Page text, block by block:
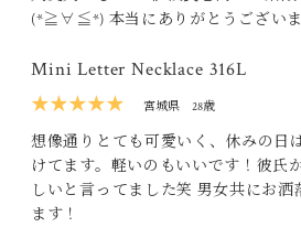
Mini Letter Necklace 316L
★★★★★
宮城県 28歳
想像通りとても可愛いく、休みの日
けてます。軽いのもいいです！彼氏
しいと言ってました笑 男女共にお
ます！